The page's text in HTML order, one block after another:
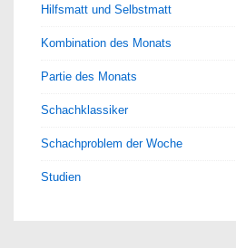
Hilfsmatt und Selbstmatt
Kombination des Monats
Partie des Monats
Schachklassiker
Schachproblem der Woche
Studien